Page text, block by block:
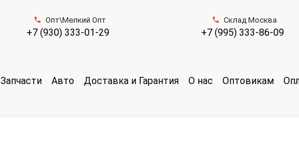
Опт\Мелкий Опт
+7 (930) 333-01-29
Склад Москва
+7 (995) 333-86-09
Запчасти Авто Доставка и Гарантия О нас Оптовикам